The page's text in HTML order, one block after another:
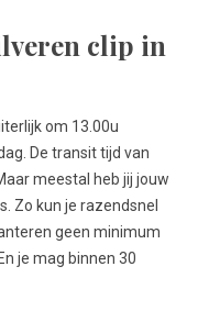
clip in
om 13.00u
De transit tijd van
meestal heb jij jouw
Zo kun je razendsnel
geen minimum
je mag binnen 30